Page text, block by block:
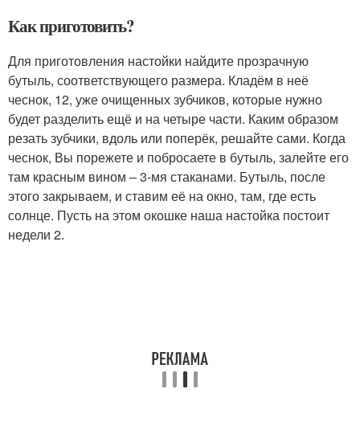
Как приготовить?
Для приготовления настойки найдите прозрачную
бутыль, соответствующего размера. Кладём в неё
чеснок, 12, уже очищенных зубчиков, которые нужно
будет разделить ещё и на четыре части. Каким образом
резать зубчики, вдоль или поперёк, решайте сами. Когда
чеснок, Вы порежете и побросаете в бутыль, залейте его
там красным вином – 3-мя стаканами. Бутыль, после
этого закрываем, и ставим её на окно, там, где есть
солнце. Пусть на этом окошке наша настойка постоит
недели 2.